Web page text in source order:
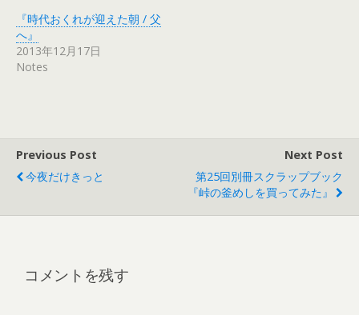
『時代おくれが迎えた朝 / 父
へ』
2013年12月17日
Notes
Previous Post
今夜だけきっと
Next Post
第25回別冊スクラップブック
『峠の釜めしを買ってみた』
コメントを残す